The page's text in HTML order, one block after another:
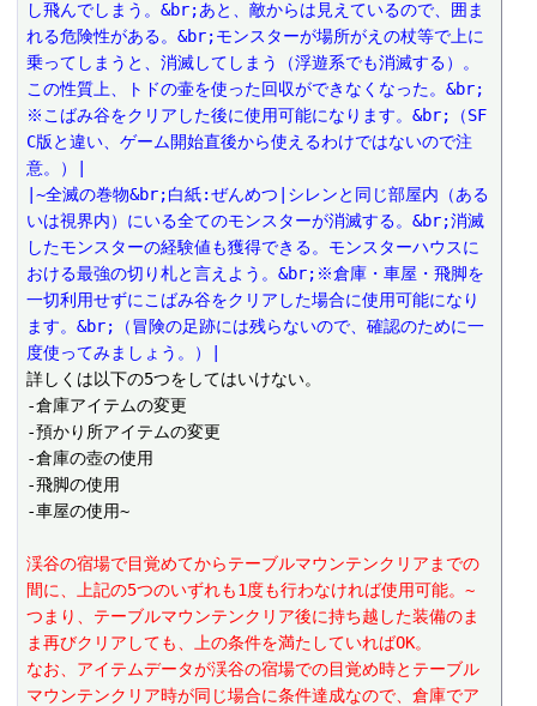
し飛んでしまう。&br;あと、敵からは見えているので、囲ま
れる危険性がある。&br;モンスターが場所がえの杖等で上に
乗ってしまうと、消滅してしまう（浮遊系でも消滅する）。
この性質上、トドの壷を使った回収ができなくなった。&br;
※こばみ谷をクリアした後に使用可能になります。&br;（SF
C版と違い、ゲーム開始直後から使えるわけではないので注
意。）|
|~全滅の巻物&br;白紙:ぜんめつ|シレンと同じ部屋内（ある
いは視界内）にいる全てのモンスターが消滅する。&br;消滅
したモンスターの経験値も獲得できる。モンスターハウスに
おける最強の切り札と言えよう。&br;※倉庫・車屋・飛脚を
一切利用せずにこばみ谷をクリアした場合に使用可能になり
ます。&br;（冒険の足跡には残らないので、確認のために一
度使ってみましょう。）|
詳しくは以下の5つをしてはいけない。
-倉庫アイテムの変更
-預かり所アイテムの変更
-倉庫の壺の使用
-飛脚の使用
-車屋の使用~
渓谷の宿場で目覚めてからテーブルマウンテンクリアまでの
間に、上記の5つのいずれも1度も行わなければ使用可能。~
つまり、テーブルマウンテンクリア後に持ち越した装備のま
ま再びクリアしても、上の条件を満たしていればOK。
なお、アイテムデータが渓谷の宿場での目覚め時とテーブル
マウンテンクリア時が同じ場合に条件達成なので、倉庫でア